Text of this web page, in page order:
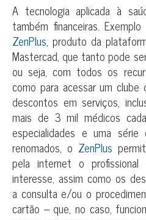
A tecnologia aplicada à
também financeiras.
ZenPlus, produto da
Mastercad, que tanto pode
ou seja, com todos os
como para acessar um
descontos em serviços,
mais de 3 mil médicos
especialidades e uma
renomados, o ZenPlus
pela internet o
interesse, assim como os
a consulta e/ou o
cartão – que, no caso,